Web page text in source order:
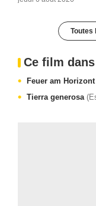
Toutes
Ce film
Feuer am Horizont
Tierra generosa